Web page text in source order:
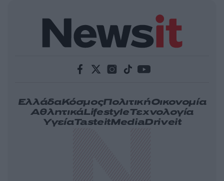
ΕλλάδαΚόσμοςΠολιτικήΟικονομία
ΑθλητικάLifestyleΤεχνολογία
ΥγείαTasteitMediaDriveit